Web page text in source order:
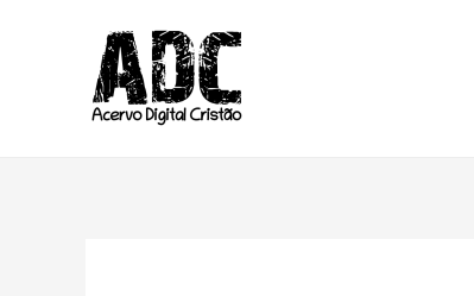
conteúdo